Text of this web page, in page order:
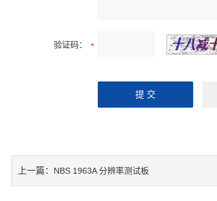
验证码：
上一篇： NBS 1963A 分辨率测试板